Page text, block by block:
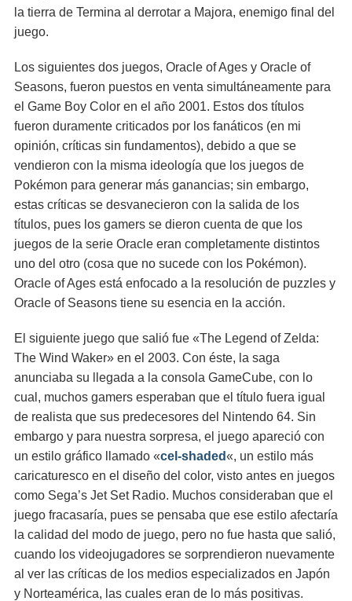
la tierra de Termina al derrotar a Majora, enemigo final del
juego.
Los siguientes dos juegos, Oracle of Ages y Oracle of
Seasons, fueron puestos en venta simultáneamente para
el Game Boy Color en el año 2001. Estos dos títulos
fueron duramente criticados por los fanáticos (en mi
opinión, críticas sin fundamentos), debido a que se
vendieron con la misma ideología que los juegos de
Pokémon para generar más ganancias; sin embargo,
estas críticas se desvanecieron con la salida de los
títulos, pues los gamers se dieron cuenta de que los
juegos de la serie Oracle eran completamente distintos
uno del otro (cosa que no sucede con los Pokémon).
Oracle of Ages está enfocado a la resolución de puzzles y
Oracle of Seasons tiene su esencia en la acción.
El siguiente juego que salió fue «The Legend of Zelda:
The Wind Waker» en el 2003. Con éste, la saga
anunciaba su llegada a la consola GameCube, con lo
cual, muchos gamers esperaban que el título fuera igual
de realista que sus predecesores del Nintendo 64. Sin
embargo y para nuestra sorpresa, el juego apareció con
un estilo gráfico llamado «cel-shaded«, un estilo más
caricaturesco en el diseño del color, visto antes en juegos
como Sega’s Jet Set Radio. Muchos consideraban que el
juego fracasaría, pues se pensaba que ese estilo afectaría
la calidad del modo de juego, pero no fue hasta que salió,
cuando los videojugadores se sorprendieron nuevamente
al ver las críticas de los medios especializados en Japón
y Norteamérica, las cuales eran de lo más positivas.